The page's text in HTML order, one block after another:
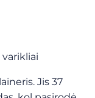
varikliai
Jis 37